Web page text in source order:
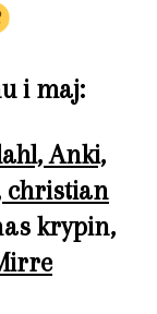
i maj:
Anki,
christian
krypin,